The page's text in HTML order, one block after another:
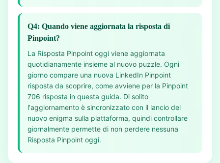
Q4: Quando viene aggiornata la risposta di
Pinpoint?
La Risposta Pinpoint oggi viene aggiornata
quotidianamente insieme al nuovo puzzle. Ogni
giorno compare una nuova LinkedIn Pinpoint
risposta da scoprire, come avviene per la Pinpoint
706 risposta in questa guida. Di solito
l'aggiornamento è sincronizzato con il lancio del
nuovo enigma sulla piattaforma, quindi controllare
giornalmente permette di non perdere nessuna
Risposta Pinpoint oggi.